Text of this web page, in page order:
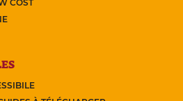
COST